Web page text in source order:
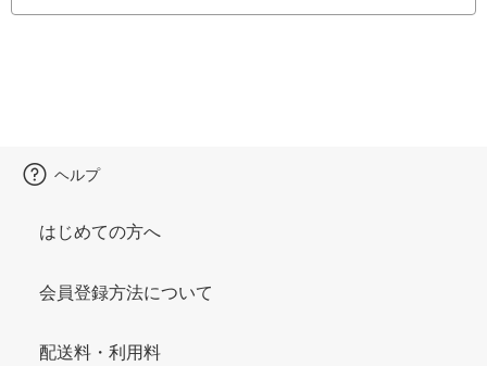
ヘルプ
はじめての方へ
会員登録方法について
配送料・利用料